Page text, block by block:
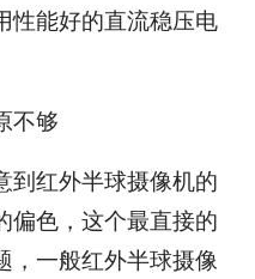
性能好的直流稳压电
不够
红外半球摄像机的
偏色，这个最直接的
，一般红外半球摄像